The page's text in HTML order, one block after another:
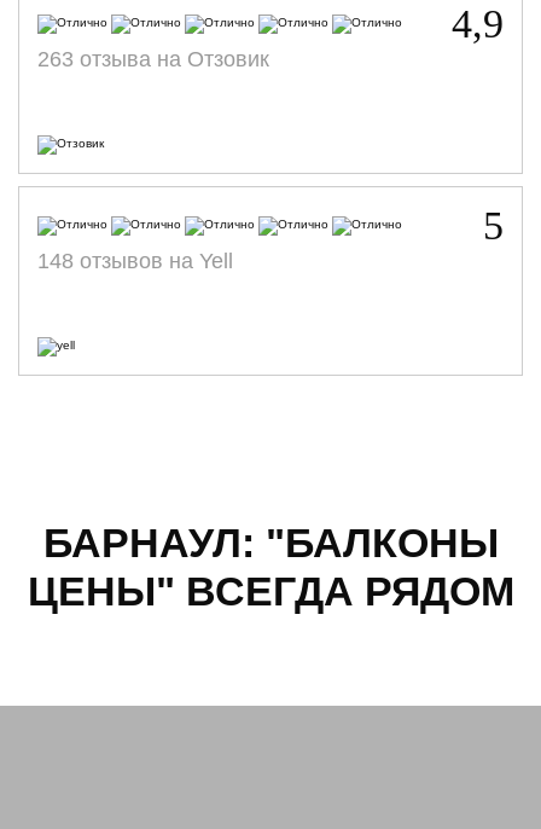
4,9
263 отзыва на Отзовик
5
148 отзывов на Yell
БАРНАУЛ: "БАЛКОНЫ
ЦЕНЫ" ВСЕГДА РЯДОМ